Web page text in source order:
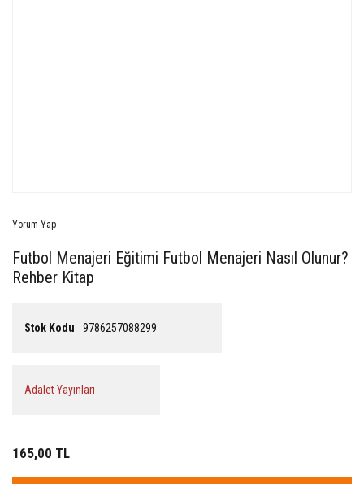
Yorum Yap
Futbol Menajeri Eğitimi Futbol Menajeri Nasıl Olunur?
Rehber Kitap
Stok Kodu 9786257088299
Adalet Yayınları
165,00 TL